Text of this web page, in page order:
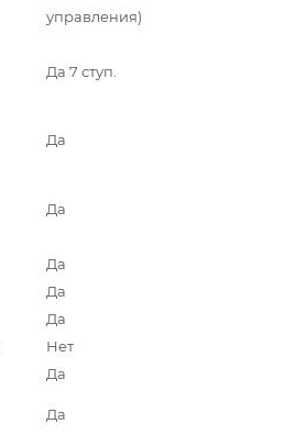
управления)
Да 7 ступ.
Да
Да
Да
Да
Да
Нет
Да
Да